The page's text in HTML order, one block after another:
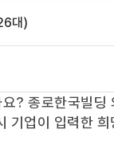
대)
? 종로한국빌딩
기업이 입력한